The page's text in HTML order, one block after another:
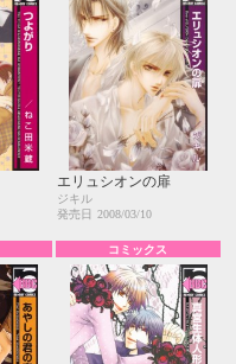
エリュシオンの扉
ジキル
発売日
2008/03/10
コミックス